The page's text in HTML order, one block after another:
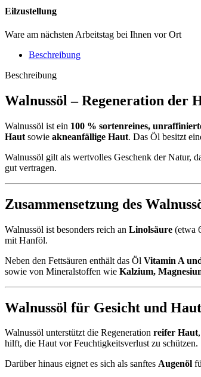
Eilzustellung
Ware am nächsten Arbeitstag bei Ihnen vor Ort
Beschreibung
Beschreibung
Walnussöl – Regeneration der
Walnussöl ist ein 100 % sortenreines,
Haut sowie akneanfällige Haut. Das Öl besitzt
Walnussöl gilt als wertvolles Geschenk der Natur,
gut vertragen.
Zusammensetzung des
Walnussöl ist besonders reich an Linolsäure (etwa
mit Hanföl.
Neben den Fettsäuren enthält das Öl Vitamin A
sowie von Mineralstoffen wie Kalzium,
Walnussöl für Gesicht und
Walnussöl unterstützt die Regeneration reifer Haut
hilft, die Haut vor Feuchtigkeitsverlust zu schützen.
Darüber hinaus eignet es sich als sanftes Augenöl